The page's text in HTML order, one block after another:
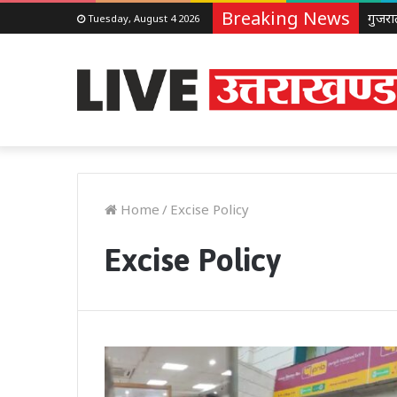
Tuesday, August 4 2026 Breaking News
Home / Excise Policy
Excise Policy